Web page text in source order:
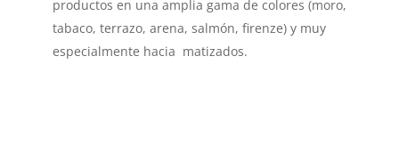
productos en una amplia gama de colores (moro,
tabaco, terrazo, arena, salmón, firenze) y muy
especialmente hacia matizados.